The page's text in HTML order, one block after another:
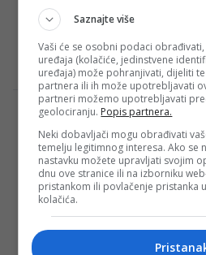
Sada, uz klasične
emotikona…
Redakcija Sop·27/08/2024
Dino Merlin
ništa od koncerta
Nakon širenja
mogućem koncertu
klix.ba…
Saznajte više
Vaši će se osobni podaci
uređaja (kolačiće, jedinstvene
uređaja) može pohranjivati, dijeliti
partnera ili ih može upotrebljavati
partneri možemo upotrebljavati
geolociranju. Popis partnera.
Neki dobavljači mogu obrađivati
temelju legitimnog interesa. Ako se
nastavku možete upravljati svojim
dnu ove stranice ili na izborniku
pristankom ili povlačenje pristanka
kolačića.